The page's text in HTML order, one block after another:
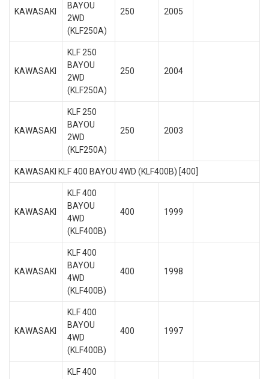
KAWASAKI
BAYOU
2WD
(KLF250A)
250 2005
KAWASAKI
KLF 250
BAYOU
2WD
(KLF250A)
250 2004
KAWASAKI
KLF 250
BAYOU
2WD
(KLF250A)
250 2003
KAWASAKI KLF 400 BAYOU 4WD (KLF400B) [400]
KAWASAKI
KLF 400
BAYOU
4WD
(KLF400B)
400 1999
KAWASAKI
KLF 400
BAYOU
4WD
(KLF400B)
400 1998
KAWASAKI
KLF 400
BAYOU
4WD
(KLF400B)
400 1997
KLF 400